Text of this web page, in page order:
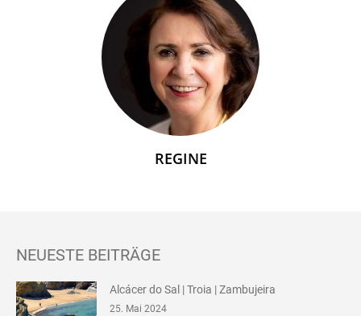
REGINE
NEUESTE BEITRÄGE
Alcácer do Sal | Troia | Zambujeira
25. Mai 2024